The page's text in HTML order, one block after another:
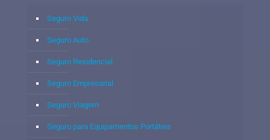
Seguro Vida
Seguro Auto
Seguro Residencial
Seguro Empresarial
Seguro Viagem
Seguro para Equipamentos Portáteis